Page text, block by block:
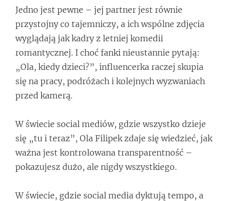
Jedno jest pewne – jej partner jest równie
przystojny co tajemniczy, a ich wspólne zdjęcia
wyglądają jak kadry z letniej komedii
romantycznej. I choć fanki nieustannie pytają:
„Ola, kiedy dzieci?”, influencerka raczej skupia
się na pracy, podróżach i kolejnych wyzwaniach
przed kamerą.
W świecie social mediów, gdzie wszystko dzieje
się „tu i teraz”, Ola Filipek zdaje się wiedzieć, jak
ważna jest kontrolowana transparentność –
pokazujesz dużo, ale nigdy wszystkiego.
W świecie, gdzie social media dyktują tempo, a